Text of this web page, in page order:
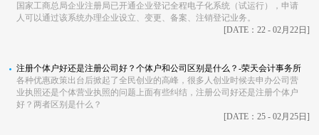
国家工商总局企业注册局已开通企业登记全程电子化系统（试运行），申请
人可以通过该系统办理企业设立、变更、备案、注销登记业务。
[DATE：22 - 02月22日]
注册个体户好还是注册公司好？个体户和公司区别是什么？-荣天会计事务所
各种优惠政策出台后掀起了全民创业的高峰，很多人创业时候去申办公司营
业执照还是个体营业执照的问题上面有些纠结，注册公司好还是注册个体户
好？两者区别是什么？
[DATE：25 - 02月25日]